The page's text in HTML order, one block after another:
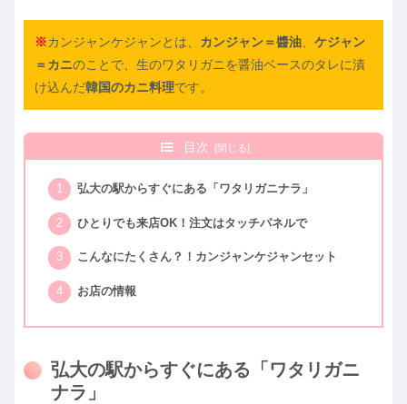
※カンジャンケジャンとは、 カンジャン＝醬油
ケジャン
＝カニのことで、生のワタリガニを醤油ベースのタレに漬
け込んだ韓国のカニ料理です。
目次
弘大の駅からすぐにある「ワタリガニナラ」
ひとりでも来店OK！注文はタッチパネルで
こんなにたくさん？！カンジャンケジャンセット
お店の情報
弘大の駅からすぐにある「ワタリガニ
ナラ」